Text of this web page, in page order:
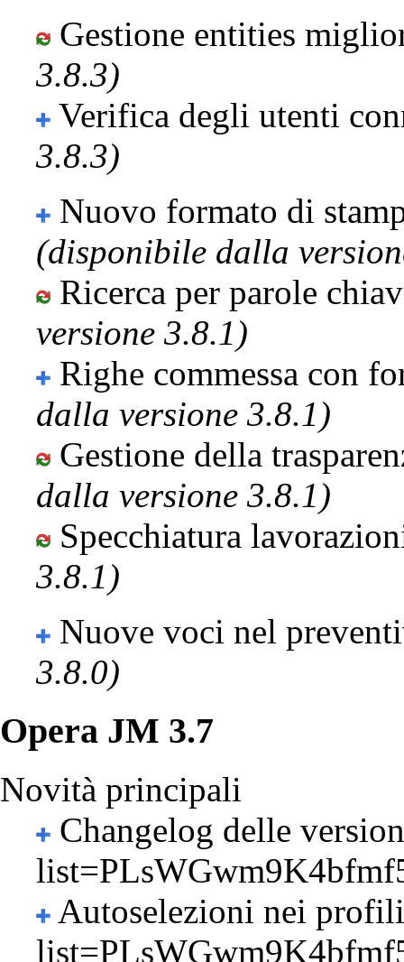
Gestione entities
3.8.3)
Verifica degli utenti
3.8.3)
Nuovo formato di
(disponibile dalla
Ricerca per parole
versione 3.8.1)
Righe commessa con
dalla versione 3.8.1)
Gestione della
dalla versione 3.8.1)
Specchiatura
3.8.1)
Nuove voci nel
3.8.0)
Opera JM 3.7
Novità principali
Changelog delle
Autoselezioni nei profili